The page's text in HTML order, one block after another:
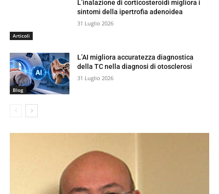
Articoli
L’inalazione di corticosteroidi migliora i
sintomi della ipertrofia adenoidea
31 Luglio 2026
Blog
L’AI migliora accuratezza diagnostica
della TC nella diagnosi di otosclerosi
31 Luglio 2026